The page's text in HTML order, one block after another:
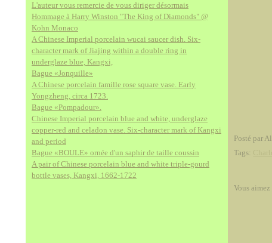
L'auteur vous remercie de vous diriger désormais
Hommage à Harry Winston "The King of Diamonds" @
Kohn Monaco
A Chinese Imperial porcelain wucai saucer dish. Six-
character mark of Jiajing within a double ring in
underglaze blue, Kangxi,
Bague «Jonquille»
A Chinese porcelain famille rose square vase. Early
Yongzheng, circa 1723.
Bague «Pompadour».
Chinese Imperial porcelain blue and white, underglaze
copper-red and celadon vase. Six-character mark of Kangxi
and period
Bague «BOULE» ornée d'un saphir de taille coussin
A pair of Chinese porcelain blue and white triple-gourd
bottle vases, Kangxi, 1662-1722
Posté par
Tags:
Vous aimez